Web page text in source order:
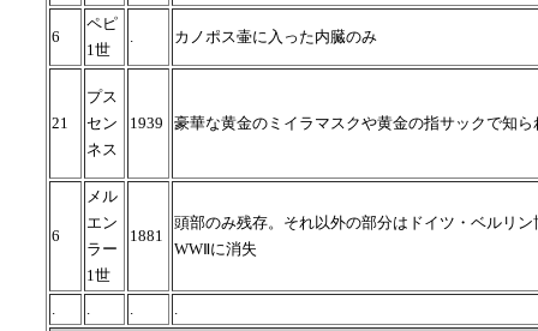
6
ペピ
1世
カノポス壷に入った内臓のみ
21
プス
セン
ネス
1939 豪華な黄金のミイラマスクや黄金の指サックで知ら
6
メル
エン
ラー
1世
1881
頭部のみ残存。それ以外の部分はドイツ・ベルリン
WWⅡに消失